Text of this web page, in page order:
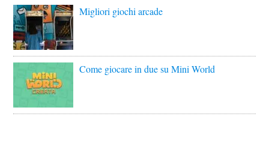
Migliori giochi arcade
Come giocare in due su Mini World